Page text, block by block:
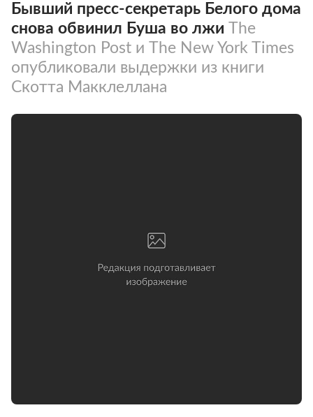
Бывший пресс-секретарь Белого дома
снова обвинил Буша во лжи The
Washington Post и The New York Times
опубликовали выдержки из книги
Скотта Макклеллана